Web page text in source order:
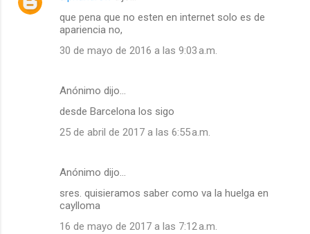
que pena que no esten en internet solo es de
apariencia no,
30 de mayo de 2016 a las 9:03 a.m.
Anónimo dijo…
desde Barcelona los sigo
25 de abril de 2017 a las 6:55 a.m.
Anónimo dijo…
sres. quisieramos saber como va la huelga en
caylloma
16 de mayo de 2017 a las 7:12 a.m.